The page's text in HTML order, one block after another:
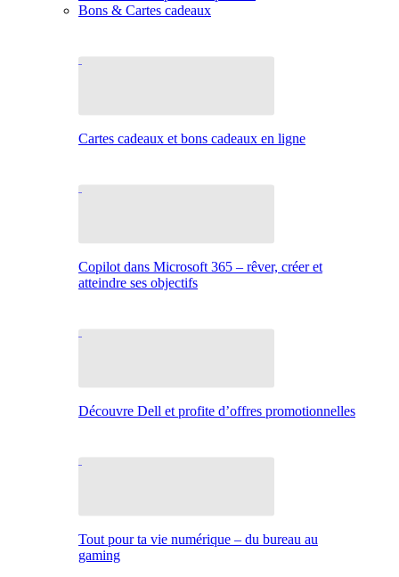
Bons & Cartes cadeaux
Cartes cadeaux et bons cadeaux en ligne
Copilot dans Microsoft 365 – rêver, créer et
atteindre ses objectifs
Découvre Dell et profite d’offres promotionnelles
Tout pour ta vie numérique – du bureau au
gaming